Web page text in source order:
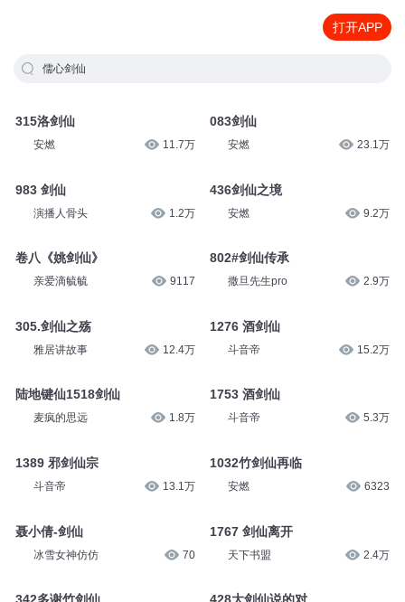
打开APP
儒心剑仙
315洛剑仙
安燃 11.7万
983 剑仙
演播人骨头 1.2万
卷八《姚剑仙》
亲爱滴毓毓 9117
305.剑仙之殇
雅居讲故事 12.4万
陆地键仙1518剑仙
麦疯的思远 1.8万
1389 邪剑仙宗
斗音帝 13.1万
聂小倩-剑仙
冰雪女神仿仿 70
083剑仙
安燃 23.1万
436剑仙之境
安燃 9.2万
802#剑仙传承
撒旦先生pro 2.9万
1276 酒剑仙
斗音帝 15.2万
1753 酒剑仙
斗音帝 5.3万
1032竹剑仙再临
安燃 6323
1767 剑仙离开
天下书盟 2.4万